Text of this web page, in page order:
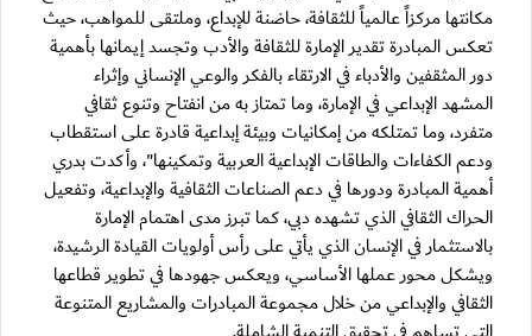
مكانتها مركزاً عالمياً للثقافة، حاضنة للإبداع، وملتقى للمواهب، حيث
تعكس المبادرة تقدير الإمارة للثقافة والأدب وتجسد إيمانها بأهمية
دور المثقفين والأدباء في الارتقاء بالفكر والوعي الإنساني وإثراء
المشهد الإبداعي في الإمارة، وما تمتاز به من انفتاح وتنوع ثقافي
متفرد، وما تمتلكه من إمكانيات وبيئة إبداعية قادرة على استقطاب
ودعم الكفاءات والطاقات الإبداعية العربية وتمكينها"، وأكدت بدري
أهمية المبادرة ودورها في دعم الصناعات الثقافية والإبداعية، وتفعيل
الحراك الثقافي الذي تشهده دبي، كما تبرز مدى اهتمام الإمارة
بالاستثمار في الإنسان الذي يأتي على رأس أولويات القيادة الرشيدة،
ويشكل محور عملها الأساسي، ويعكس جهودها في تطوير قطاعها
الثقافي والإبداعي من خلال مجموعة المبادرات والمشاريع المتنوعة